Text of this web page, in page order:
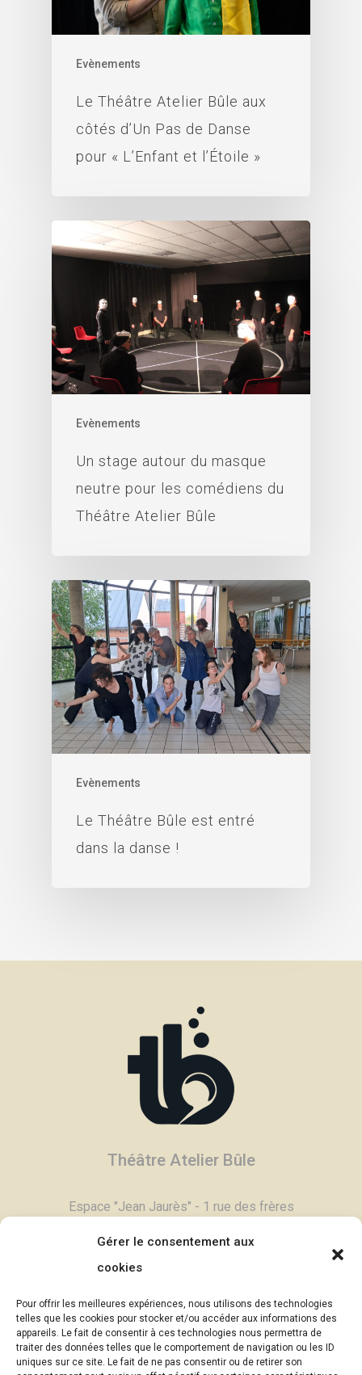
Gérer le consentement aux
cookies
Pour offrir les meilleures expériences, nous utilisons des technologies
telles que les cookies pour stocker et/ou accéder aux informations des
appareils. Le fait de consentir à ces technologies nous permettra de
traiter des données telles que le comportement de navigation ou les ID
uniques sur ce site. Le fait de ne pas consentir ou de retirer son
Evènements
Le Théâtre Atelier Bûle aux
côtés d’Un Pas de Danse
pour « L’Enfant et l’Étoile »
Evènements
Un stage autour du masque
neutre pour les comédiens du
Théâtre Atelier Bûle
Evènements
Le Théâtre Bûle est entré
dans la danse !
Théâtre Atelier Bûle
Espace "Jean Jaurès" - 1 rue des frères
Email :contact@theatrebule.fr
InfosBûle, lettre d'informations >